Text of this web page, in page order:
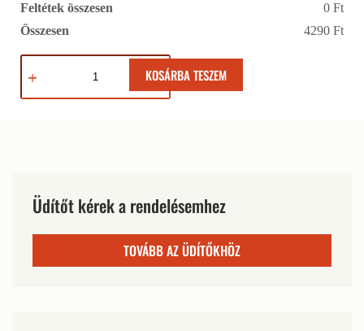
Feltétek összesen
0 Ft
Összesen
4290 Ft
KOSÁRBA TESZEM
Üdítőt kérek a rendelésemhez
TOVÁBB AZ ÜDÍTŐKHÖZ